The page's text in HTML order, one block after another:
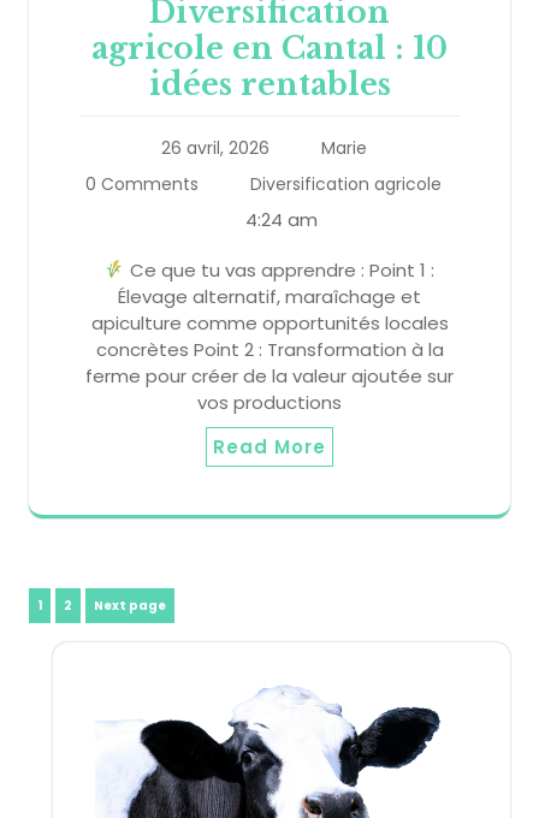
Diversification
agricole en Cantal : 10
idées rentables
26 avril, 2026
Marie
0 Comments
Diversification agricole
4:24 am
Ce que tu vas apprendre : Point 1 :
Élevage alternatif, maraîchage et
apiculture comme opportunités locales
concrètes Point 2 : Transformation à la
ferme pour créer de la valeur ajoutée sur
vos productions
Read More
Pagination
des
Page
1 Page
2 Next page